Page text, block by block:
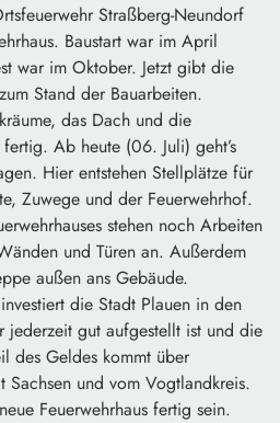
Straßberg-Neundorf
Baustart war im April
war im Oktober. Jetzt gibt die
Stand der Bauarbeiten.
das Dach und die
Ab heute (06. Juli) geht’s
Hier entstehen Stellplätze für
Zuwege und der Feuerwehrhof.
stehen noch Arbeiten
und Türen an. Außerdem
außen ans Gebäude.
die Stadt Plauen in den
jederzeit gut aufgestellt ist und die
des Geldes kommt über
Sachsen und vom Vogtlandkreis.
Feuerwehrhaus fertig sein.